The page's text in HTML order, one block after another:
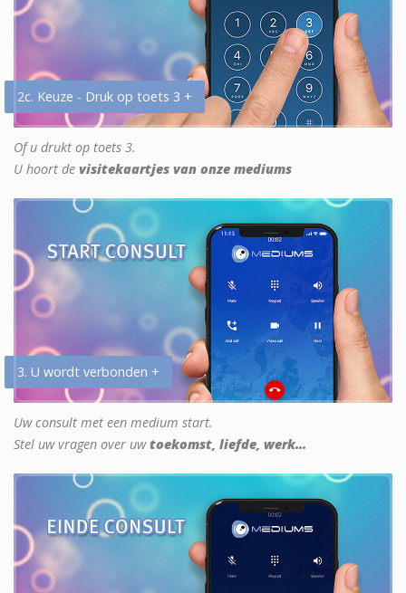
2c. Keuze - Druk op toets 3 +
Of u drukt op toets 3.
U hoort de visitekaartjes van onze mediums
3. U wordt verbonden +
Uw consult met een medium start.
Stel uw vragen over uwtoekomst, liefde, werk...